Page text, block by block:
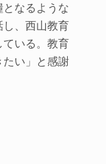
なるような
、西山教育
いる。教育
い」と感謝